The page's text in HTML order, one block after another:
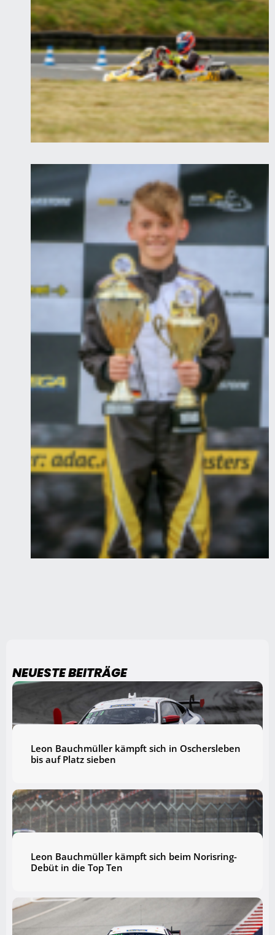
NEUESTE BEITRÄGE
Leon Bauchmüller kämpft sich in Oschersleben
bis auf Platz sieben
Leon Bauchmüller kämpft sich beim Norisring-
Debüt in die Top Ten